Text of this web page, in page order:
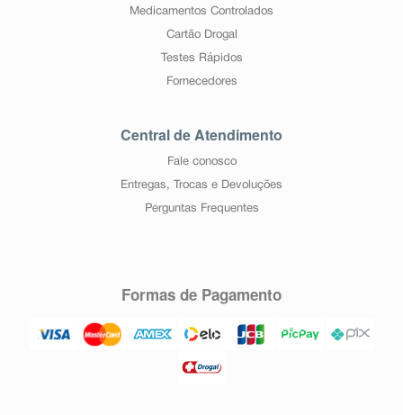
Medicamentos Controlados
Cartão Drogal
Testes Rápidos
Fornecedores
Central de Atendimento
Fale conosco
Entregas, Trocas e Devoluções
Perguntas Frequentes
Formas de Pagamento